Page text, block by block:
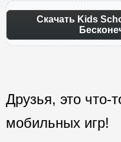
Скачать Kids
Друзья, это что-
мобильных игр!